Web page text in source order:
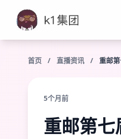
首页 / 直播资讯 / 重邮
5个月前
重邮第